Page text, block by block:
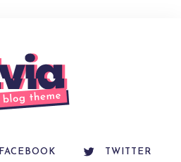
FACEBOOK TWITTER